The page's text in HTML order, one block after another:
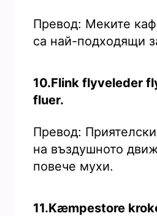
Превод: Меките
са най-подходящи
10.Flink flyveleder
fluer.
Превод:
на въздушното
повече мухи.
11.Kæmpestore